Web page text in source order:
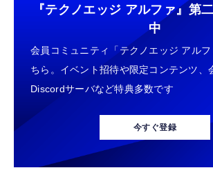
『テクノエッジ アルファ』 第
中
会員コミュニティ「テクノエッジ アルフ
ちら。イベント招待や限定コンテンツ、
Discordサーバなど特典多数です
今すぐ登録